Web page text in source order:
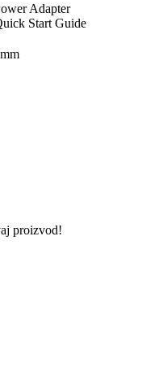
Adapter
Start Guide
proizvod!